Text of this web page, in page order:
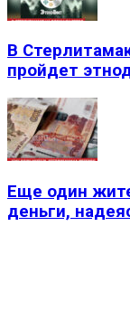
В
пройдет
Еще один
деньги,